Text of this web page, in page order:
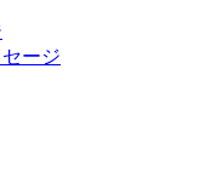
ージ